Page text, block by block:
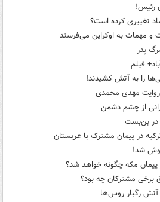
رئیس!
تغییری کرده است؟
و مهمات به اوکراین می‌فرستد
پدر
فیلم
را به آتش کشیدند!
روایت مهدی محمدی
از چشم دشمن
در پیمان مشترک با عربستان
شد!
مکه چگونه خواهد شد؟
مشترکان چه بود؟
آتش رگبار روس‌ها